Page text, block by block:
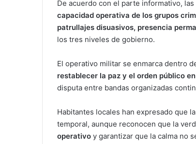
De acuerdo con el parte informativo,
capacidad operativa de los grupos
patrullajes disuasivos, presencia
los tres niveles de gobierno.
El operativo militar se enmarca dentro
restablecer la paz y el orden público
disputa entre bandas organizadas
Habitantes locales han expresado que
temporal, aunque reconocen que la
operativo y garantizar que la calma no